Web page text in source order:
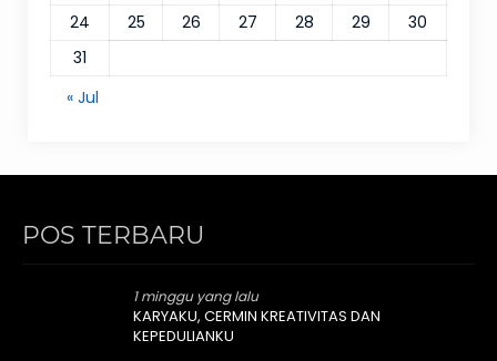
24
25 26 27 28 29
30
31
« Jul
POS TERBARU
1 minggu yang lalu
KARYAKU, CERMIN KREATIVITAS DAN
KEPEDULIANKU